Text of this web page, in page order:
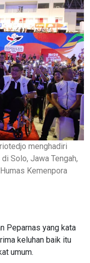
menghadiri
Solo, Jawa Tengah,
Kemenpora
Peparnas yang kata
keluhan baik itu
umum.